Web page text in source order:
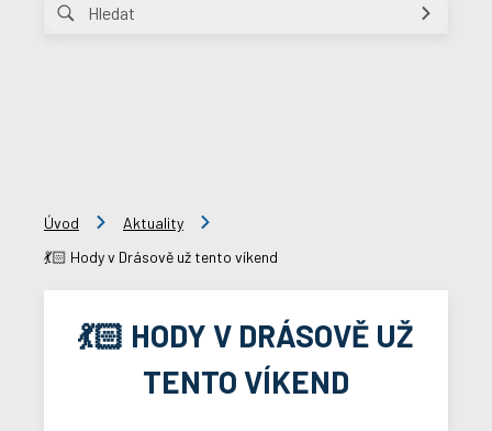
Úvod
Aktuality
💃🏻 Hody v Drásově už tento víkend
💃🏻 HODY V DRÁSOVĚ UŽ
TENTO VÍKEND